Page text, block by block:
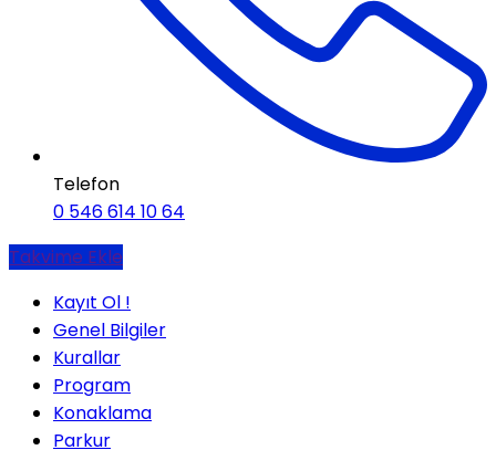
Telefon
0 546 614 10 64
Takvime Ekle
Kayıt Ol !
Genel Bilgiler
Kurallar
Program
Konaklama
Parkur